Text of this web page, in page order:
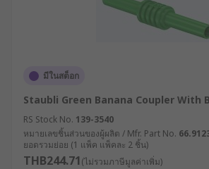
มีในสต็อก
Staubli Green Banana Coupler With
RS Stock No. 139-3540
หมายเลขชิ้นส่วนของผู้ผลิต / Mfr. Part No.
ยอดรวมย่อย (1 แพ็ค แพ็คละ 2 ชิ้น)
THB244.71(ไม่รวมภาษีมูลค่าเพิ่ม)